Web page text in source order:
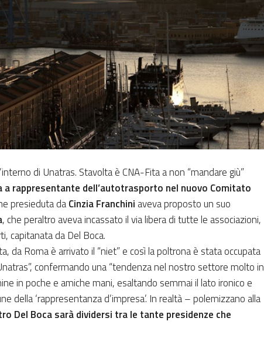
di Unatras. Stavolta è CNA-Fita a non “mandare giù”
a rappresentante dell’autotrasporto nel nuovo Comitato
presieduta daCinzia Franchini aveva proposto un suo
, che peraltro aveva incassato il via libera di tutte le associazioni,
capitanata da Del Boca.
da Roma è arrivato il “niet” e così la poltrona è stata occupata
confermando una “tendenza nel nostro settore molto in
in poche e amiche mani, esaltando semmai il lato ironico e
della ‘rappresentanza d’impresa’. In realtà – polemizzano alla
Del Boca sarà dividersi tra le tante presidenze che